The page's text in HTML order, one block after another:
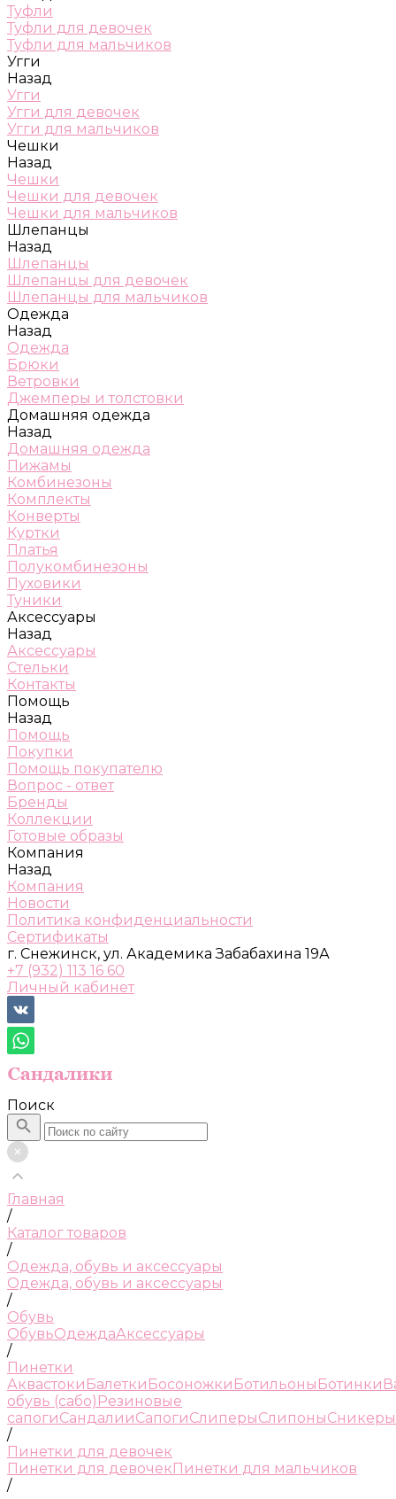
Туфли
Туфли для девочек
Туфли для мальчиков
Угги
Назад
Угги
Угги для девочек
Угги для мальчиков
Чешки
Назад
Чешки
Чешки для девочек
Чешки для мальчиков
Шлепанцы
Назад
Шлепанцы
Шлепанцы для девочек
Шлепанцы для мальчиков
Одежда
Назад
Одежда
Брюки
Ветровки
Джемперы и толстовки
Домашняя одежда
Назад
Домашняя одежда
Пижамы
Комбинезоны
Комплекты
Конверты
Куртки
Платья
Полукомбинезоны
Пуховики
Туники
Аксессуары
Назад
Аксессуары
Стельки
Контакты
Помощь
Назад
Помощь
Покупки
Помощь покупателю
Вопрос - ответ
Бренды
Коллекции
Готовые образы
Компания
Назад
Компания
Новости
Политика конфиденциальности
Сертификаты
г. Снежинск, ул. Академика Забабахина 19А
+7 (932) 113 16 60
Личный кабинет
Поиск
Главная
/
Каталог товаров
/
Одежда, обувь и аксессуары
Одежда, обувь и аксессуары
/
Обувь
ОбувьОдеждаАксессуары
/
Пинетки
Аквастоки Балетки Босоножки Ботильоны Ботинки
обувь (сабо) Резиновые
сапогиСандалииСапогиСлиперыСлипоныСникеры
/
Пинетки для девочек
Пинетки для девочекПинетки для мальчиков
/